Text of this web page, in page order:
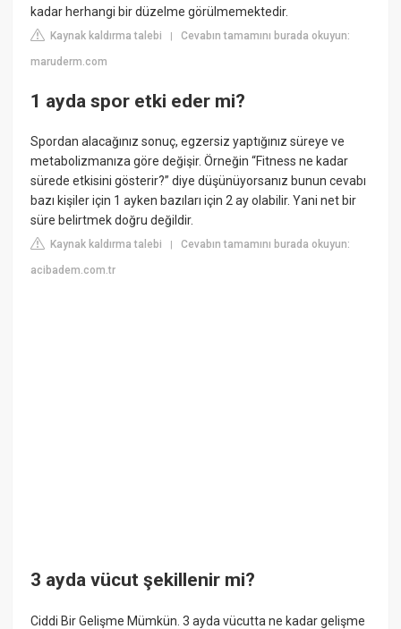
kadar herhangi bir düzelme görülmemektedir.
Kaynak kaldırma talebi |Cevabın tamamını burada okuyun:
maruderm.com
1 ayda spor etki eder mi?
Spordan alacağınız sonuç, egzersiz yaptığınız süreye ve
metabolizmanıza göre değişir. Örneğin “Fitness ne kadar
sürede etkisini gösterir?” diye düşünüyorsanız bunun cevabı
bazı kişiler için 1 ayken bazıları için 2 ay olabilir. Yani net bir
süre belirtmek doğru değildir.
Kaynak kaldırma talebi |Cevabın tamamını burada okuyun:
acibadem.com.tr
3 ayda vücut şekillenir mi?
Ciddi Bir Gelişme Mümkün. 3 ayda vücutta ne kadar gelişme